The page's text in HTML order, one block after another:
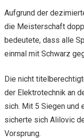
Aufgrund der
die Meisterschaft
bedeutete, dass alle
einmal mit Schwarz
Die nicht
der Elektrotechnik an
sich. Mit 5 Siegen und
sicherte sich Alilovic
Vorsprung.